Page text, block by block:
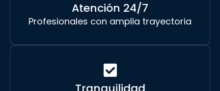
Atención 24/7
Profesionales con amplia trayectoria